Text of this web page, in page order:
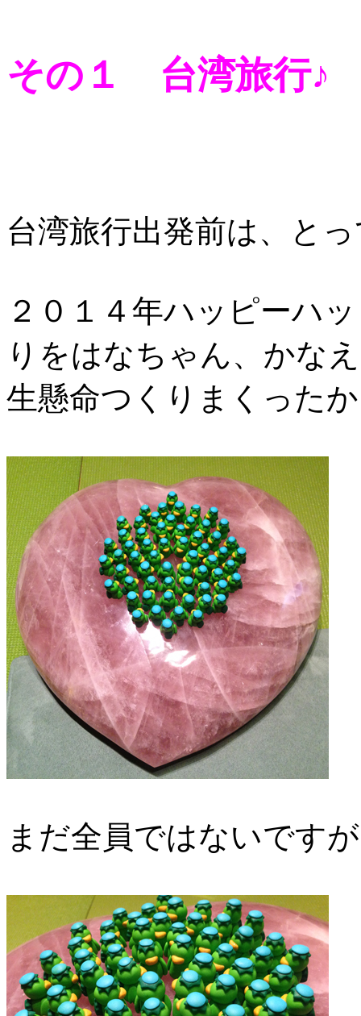
その１ 台湾旅行♪
台湾旅行出発前は、と
２０１４年ハッピーハ
りをはなちゃん、かな
生懸命つくりまくった
まだ全員ではないです